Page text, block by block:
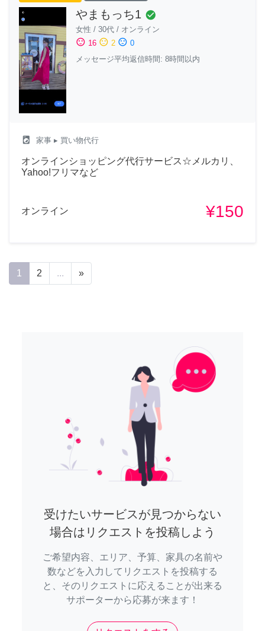
やまもっち1 check_circle
女性 / 30代 / オンライン
sentiment_satisfied 16 sentiment_neutral 2 sentiment_dissatisfied 0
メッセージ平均返信時間: 8時間以内
local_laundry_service 家事 ▸ 買い物代行
オンラインショッピング代行サービス☆メルカリ、
Yahoo!フリマなど
オンライン ¥150
1 2 ... »
受けたいサービスが見つからない
場合はリクエストを投稿しよう
ご希望内容、エリア、予算、家具の名前や
数などを入力してリクエストを投稿する
と、そのリクエストに応えることが出来る
サポーターから応募が来ます！